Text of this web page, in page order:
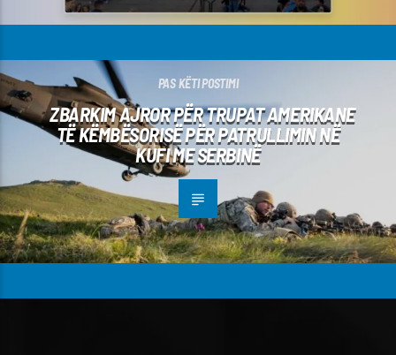
PAS KËTI POSTIMI
ZBARKIM AJROR PËR TRUPAT AMERIKANE
TË KËMBËSORISË PËR PATRULLIMIN NË
KUFI ME SERBINË